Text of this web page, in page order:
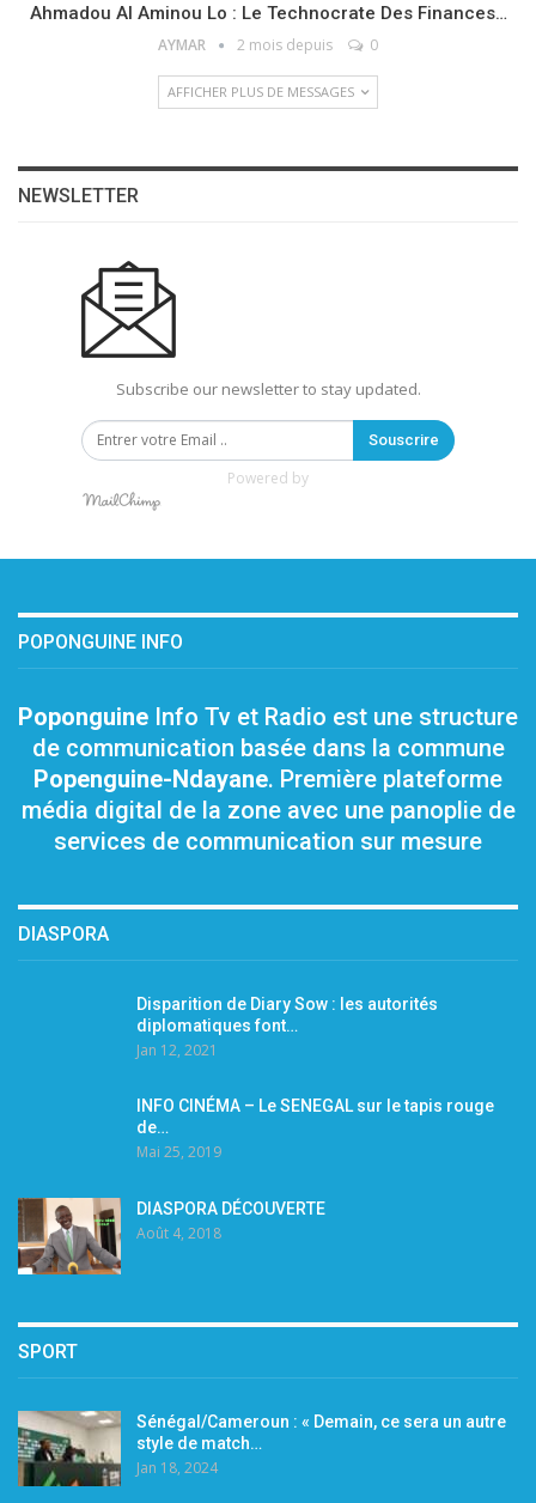
Ahmadou Al Aminou Lo : Le Technocrate Des Finances…
AYMAR 2 mois depuis 0
AFFICHER PLUS DE MESSAGES
NEWSLETTER
Subscribe our newsletter to stay updated.
Souscrire
Powered by
POPONGUINE INFO
Poponguine Info Tv et Radio est une structure
de communication basée dans la commune
Popenguine-Ndayane. Première plateforme
média digital de la zone avec une panoplie de
services de communication sur mesure
DIASPORA
Disparition de Diary Sow : les autorités
diplomatiques font…
Jan 12, 2021
INFO CINÉMA – Le SENEGAL sur le tapis rouge
de…
Mai 25, 2019
DIASPORA DÉCOUVERTE
Août 4, 2018
SPORT
Sénégal/Cameroun : « Demain, ce sera un autre
style de match…
Jan 18, 2024